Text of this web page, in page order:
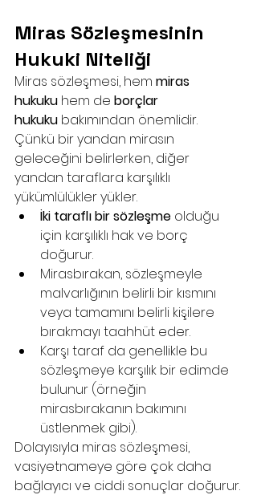
Miras Sözleşmesinin
Hukuki Niteliği
Miras sözleşmesi, hem miras
hukuku hem de borçlar
hukuku bakımından önemlidir.
Çünkü bir yandan mirasın
geleceğini belirlerken, diğer
yandan taraflara karşılıklı
yükümlülükler yükler.
İki taraflı bir sözleşme olduğu
için karşılıklı hak ve borç
doğurur.
Mirasbırakan, sözleşmeyle
malvarlığının belirli bir kısmını
veya tamamını belirli kişilere
bırakmayı taahhüt eder.
Karşı taraf da genellikle bu
sözleşmeye karşılık bir edimde
bulunur (örneğin
mirasbırakanın bakımını
üstlenmek gibi).
Dolayısıyla miras sözleşmesi,
vasiyetnameye göre çok daha
bağlayıcı ve ciddi sonuçlar doğurur.